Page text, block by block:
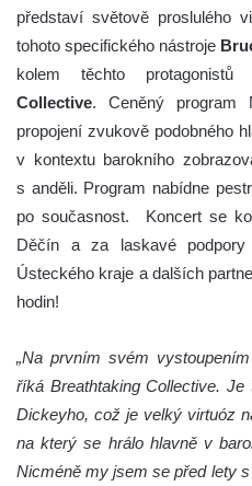
představí světově proslulého
tohoto specifického nástroje
kolem těchto
Collective. Ceněný program
propojení zvukově podobného
v kontextu barokního
s anděli. Program nabídne
po současnost. Koncert se
Děčín a za laskavé
Ústeckého kraje a dalších
hodin!
„Na prvním svém
říká Breathtaking Collective.
Dickeyho, což je velký virtuóz
na který se hrálo hlavně v
Nicméně my jsem se před lety